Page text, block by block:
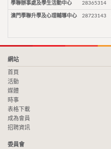
學聯辦事處及學生活動中心 28365314
澳門學聯升學及心理輔導中心 28723143
網站
首頁
活動
媒體
時事
表格下載
成為會員
招聘資訊
委員會